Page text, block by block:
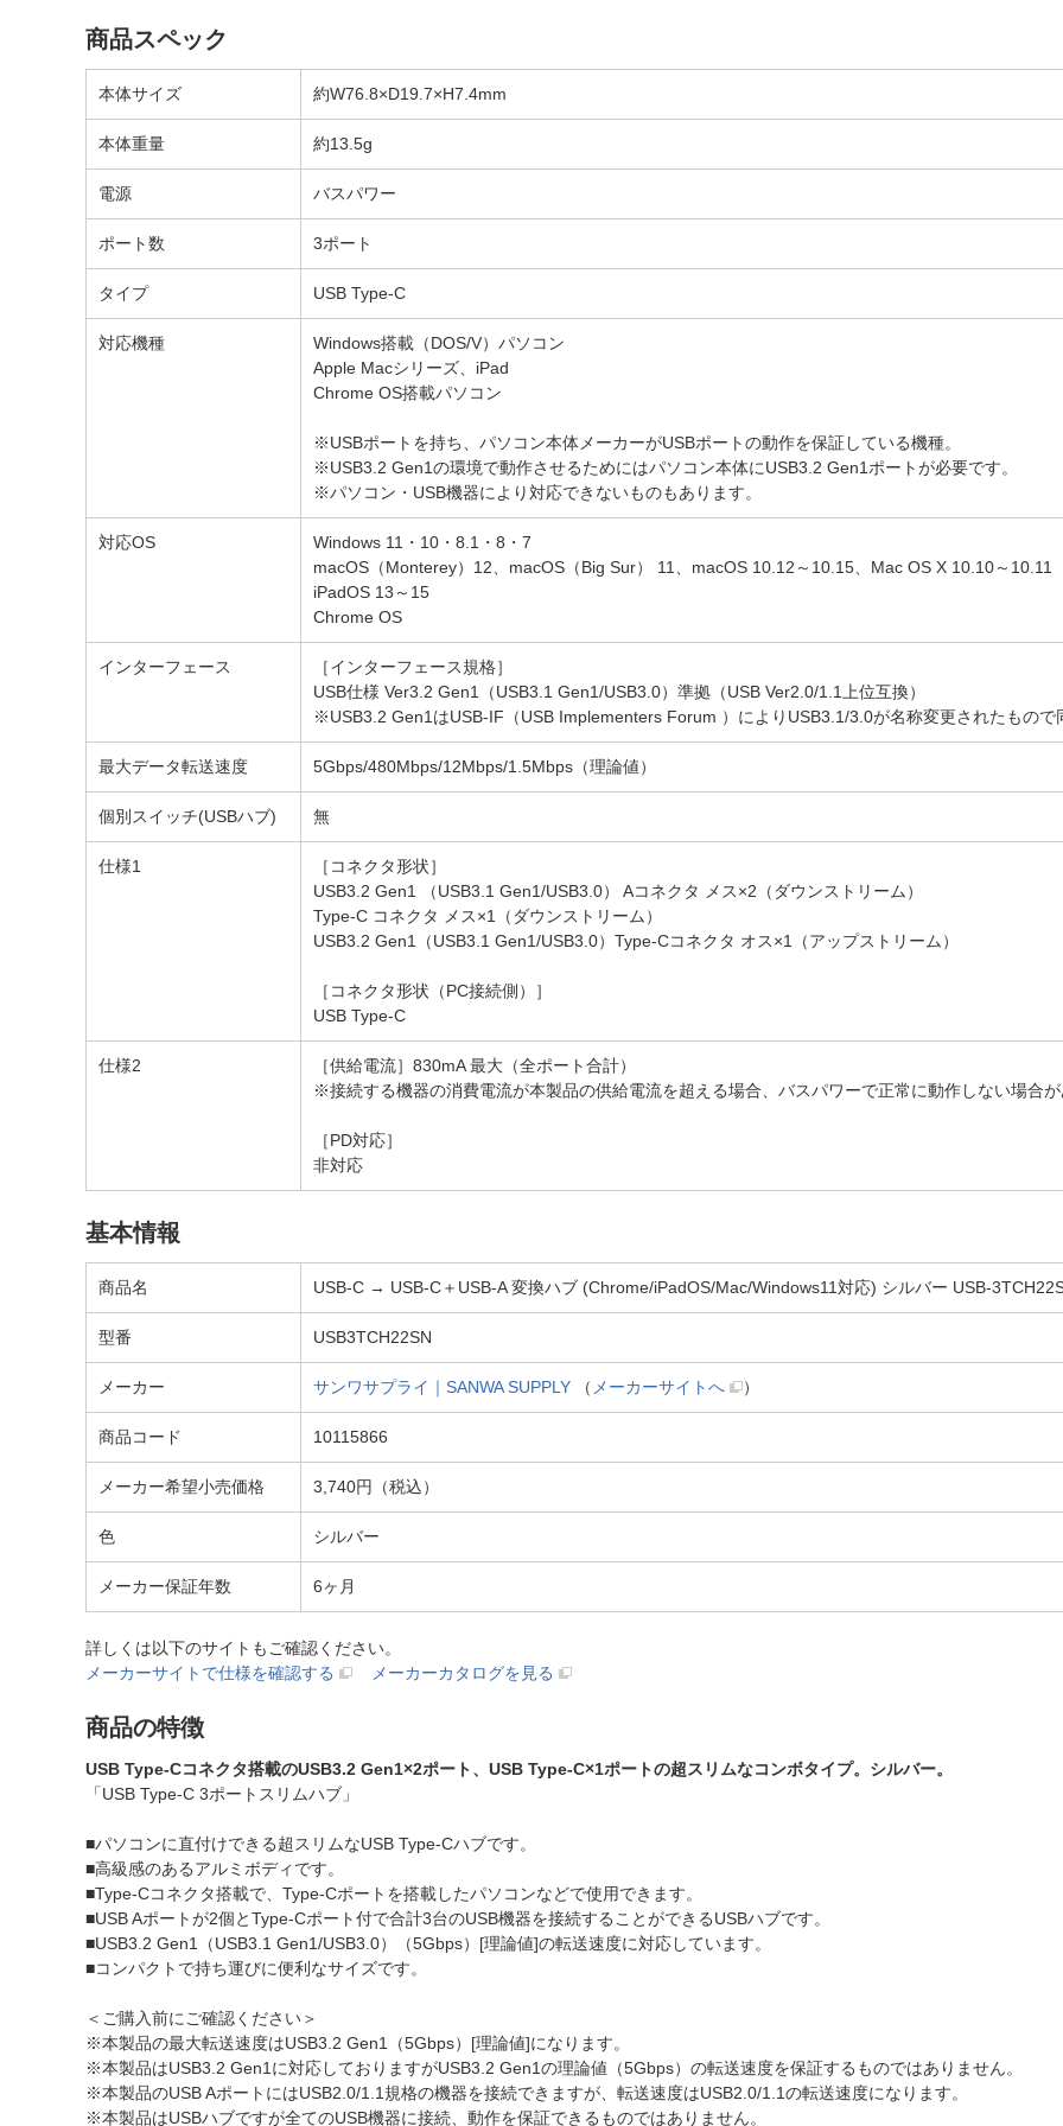
商品スペック
本体サイズ 約W76.8×D19.7×H7.4mm
本体重量 約13.5g
電源 バスパワー
ポート数 3ポート
タイプ USB Type-C
対応機種
Windows搭載（DOS/V）パソコン
Apple Macシリーズ、iPad
Chrome OS搭載パソコン
※USBポートを持ち、パソコン本体メーカーがUSBポートの動作を保証している機種。
※USB3.2 Gen1の環境で動作させるためにはパソコン本体にUSB3.2 Gen1ポートが必要です。
※パソコン・USB機器により対応できないものもあります。
対応OS
Windows 11・10・8.1・8・7
macOS（Monterey）12、macOS（Big Sur） 11、macOS 10.12～10.15、Mac OS X 10.10～10.11
iPadOS 13～15
Chrome OS
インターフェース
［インターフェース規格］
USB仕様 Ver3.2 Gen1（USB3.1 Gen1/USB3.0）準拠（USB Ver2.0/1.1上位互換）
※USB3.2 Gen1はUSB-IF（USB Implementers Forum ）によりUSB3.1/3.0が名称変更されたもので
最大データ転送速度 5Gbps/480Mbps/12Mbps/1.5Mbps（理論値）
個別スイッチ(USBハブ) 無
仕様1
［コネクタ形状］
USB3.2 Gen1 （USB3.1 Gen1/USB3.0） Aコネクタ メス×2（ダウンストリーム）
Type-C コネクタ メス×1（ダウンストリーム）
USB3.2 Gen1（USB3.1 Gen1/USB3.0）Type-Cコネクタ オス×1（アップストリーム）
［コネクタ形状（PC接続側）］
USB Type-C
仕様2
［供給電流］830mA 最大（全ポート合計）
※接続する機器の消費電流が本製品の供給電流を超える場合、バスパワーで正常に動作しない場合が
［PD対応］
非対応
基本情報
商品名 USB-C → USB-C＋USB-A 変換ハブ (Chrome/iPadOS/Mac/Windows11対応) シルバー USB-
型番 USB3TCH22SN
メーカー サンワサプライ｜SANWA SUPPLY （ メーカーサイトへ ）
商品コード 10115866
メーカー希望小売価格 3,740円（税込）
色 シルバー
メーカー保証年数 6ヶ月
詳しくは以下のサイトもご確認ください。
メーカーサイトで仕様を確認する
メーカーカタログを見る
商品の特徴
USB Type-Cコネクタ搭載のUSB3.2 Gen1×2ポート、USB Type-C×1ポートの超スリムなコンボタイプ。シルバー。
「USB Type-C 3ポートスリムハブ」
■パソコンに直付けできる超スリムなUSB Type-Cハブです。
■高級感のあるアルミボディです。
■Type-Cコネクタ搭載で、Type-Cポートを搭載したパソコンなどで使用できます。
■USB Aポートが2個とType-Cポート付で合計3台のUSB機器を接続することができるUSBハブです。
■USB3.2 Gen1（USB3.1 Gen1/USB3.0）（5Gbps）[理論値]の転送速度に対応しています。
■コンパクトで持ち運びに便利なサイズです。
＜ご購入前にご確認ください＞
※本製品の最大転送速度はUSB3.2 Gen1（5Gbps）[理論値]になります。
※本製品はUSB3.2 Gen1に対応しておりますがUSB3.2 Gen1の理論値（5Gbps）の転送速度を保証するものではありません。
※本製品のUSB AポートにはUSB2.0/1.1規格の機器を接続できますが、転送速度はUSB2.0/1.1の転送速度になります。
※本製品はUSBハブですが全てのUSB機器に接続、動作を保証できるものではありません。